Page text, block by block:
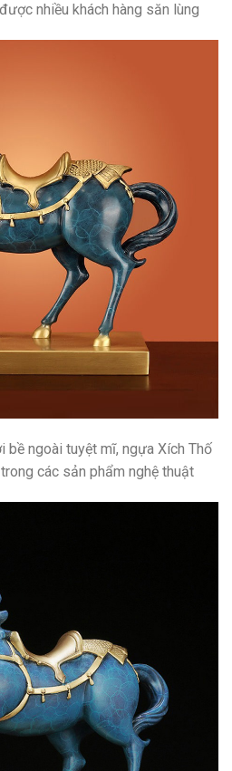
nhiều khách hàng săn lùng
bề ngoài tuyệt mĩ, ngựa Xích Thố
các sản phẩm nghệ thuật